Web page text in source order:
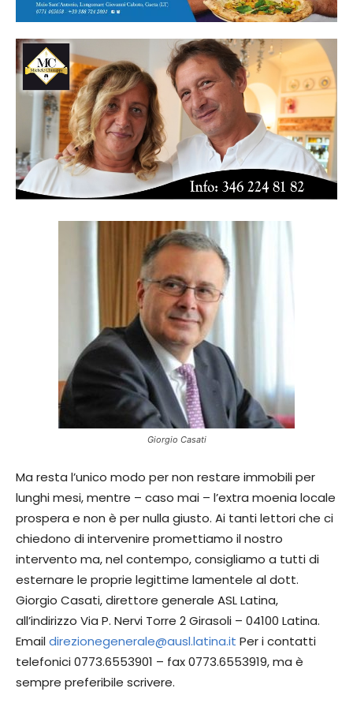
Giorgio Casati
Ma resta l’unico modo per non restare immobili per
lunghi mesi, mentre – caso mai – l’extra moenia locale
prospera e non è per nulla giusto. Ai tanti lettori che ci
chiedono di intervenire promettiamo il nostro
intervento ma, nel contempo, consigliamo a tutti di
esternare le proprie legittime lamentele al dott.
Giorgio Casati, direttore generale ASL Latina,
all’indirizzo Via P. Nervi Torre 2 Girasoli – 04100 Latina.
Emaildirezionegenerale@ausl.latina.it Per i contatti
telefonici 0773.6553901 – fax 0773.6553919, ma è
sempre preferibile scrivere.